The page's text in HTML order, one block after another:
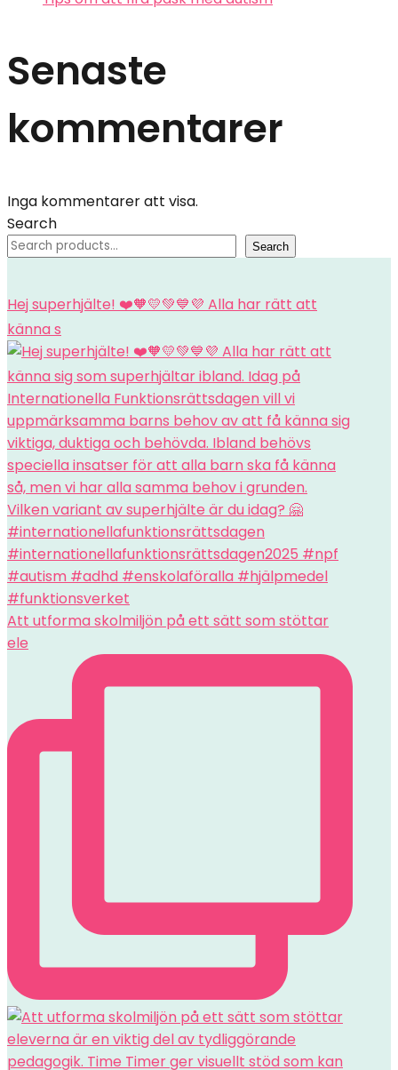
Senaste
kommentarer
Inga kommentarer att visa.
Search
Search
Hej superhjälte! ❤️🧡💛💚💙💜 Alla har rätt att
känna s
Att utforma skolmiljön på ett sätt som stöttar
ele